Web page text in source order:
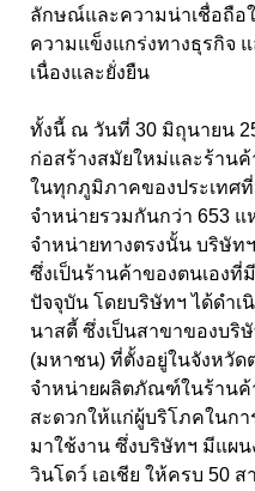
ลักษณ์และความน่าเชื่อถือใ
ความแข็งแกร่งทางธุรกิจ
เนื่องและยั่งยืน
ทั้งนี้ ณ วันที่ 30 มิถุนายน
ก่อสร้างสมัยใหม่และร้าน
ในทุกภูมิภาคของประเทศ
จำหน่ายรวมกันกว่า 653
จำหน่ายทางตรงนั้น บริษัท
ซึ่งเป็นร้านค้าของตนเองที่
ปัจจุบัน โดยบริษัทฯ ได้ดำเ
นาสตี้ ซึ่งเป็นสาขาของบริ
(มหาชน) ที่ตั้งอยู่ในจังหวัด
จำหน่ายผลิตภัณฑ์ในร้านค้
สะดวกให้แก่ผู้บริโภคในก
มาใช้งาน ซึ่งบริษัทฯ มีแผ
วินโดว์ เอเชีย ให้ครบ 50